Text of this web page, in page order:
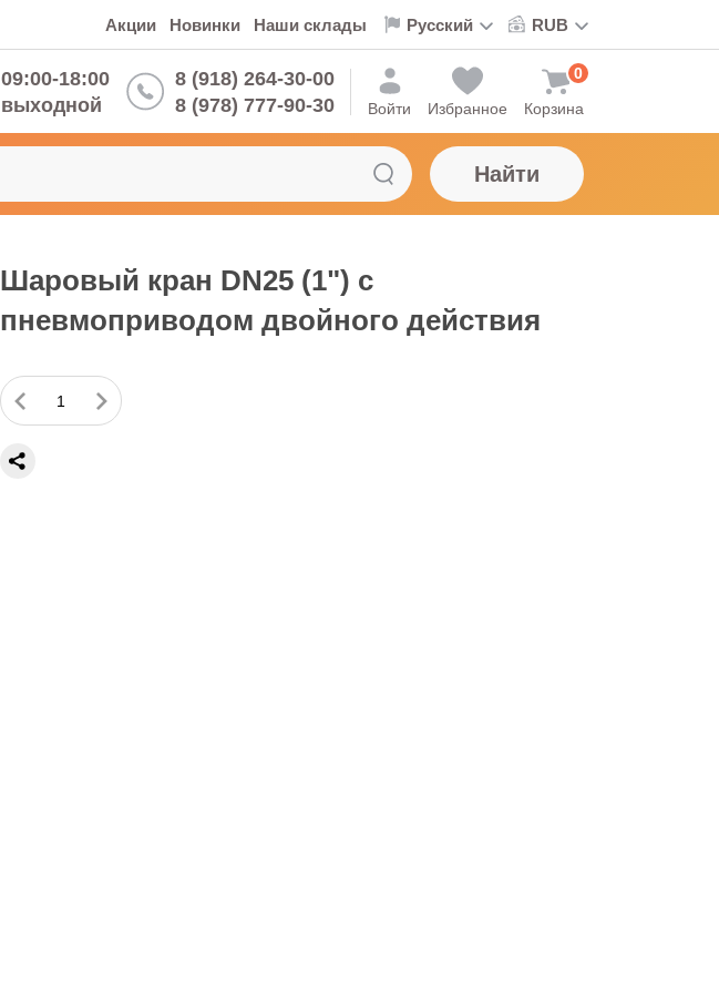
Акции Новинки Наши склады
09:00-18:00
выходной
8 (918) 264-30-00
8 (978) 777-90-30
Войти Избранное Корзина
0
Найти
Шаровый кран DN25 (1") с
пневмоприводом двойного действия